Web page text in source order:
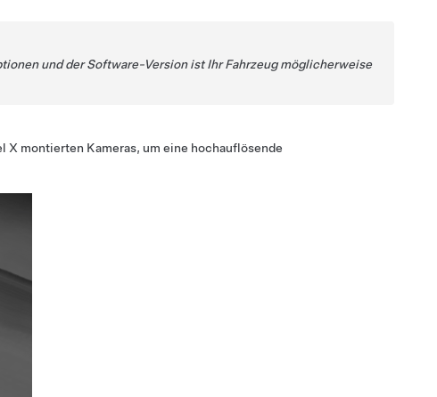
und der Software-Version ist Ihr Fahrzeug möglicherweise
X montierten Kameras, um eine hochauflösende